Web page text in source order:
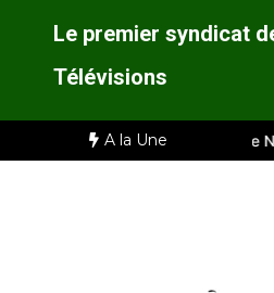
Le premier syndicat
Télévisions
A la Une
Comité d’entreprise de